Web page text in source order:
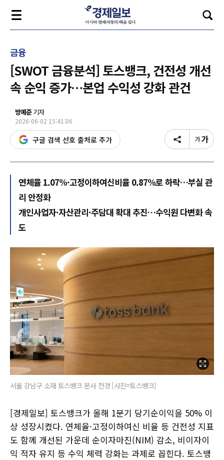
금융
[SWOT 금융분석] 토스뱅크, 건전성 개선
속 순익 증가…본업 수익성 강화 관건
방예준기자
2026-06-02 15:41:06
구글 검색 선호 출처로 추가
연체율 1.07%·고정이하여신비율 0.87%로 하락…부실 관
리 안정화
개인사업자·자산관리·주담대 확대 추진…수익원 다변화 속
도
서울 강남구 소재 토스뱅크 본사 전경 [사진=토스뱅크]
[경제일보] 토스뱅크가 올해 1분기 당기순이익을 50% 이
상 성장시켰다. 연체율·고정이하여신 비율 등 건전성 지표
도 함께 개선된 가운데 순이자마진(NIM) 감소, 비이자이
익 적자 유지 등 수익 체력 강화는 과제로 꼽힌다. 토스뱅